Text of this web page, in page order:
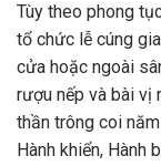
Tùy theo phong
tổ chức lễ cúng
cửa hoặc ngoài
rượu nếp và bài vị
thần trông coi
Hành khiển,